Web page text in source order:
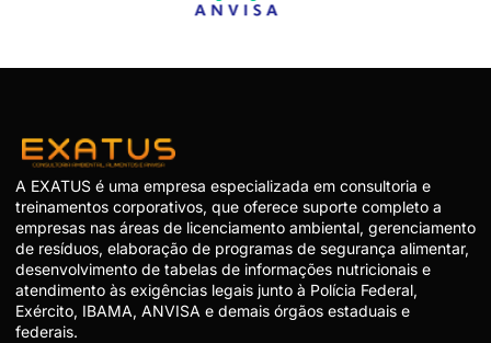
A EXATUS é uma empresa especializada em consultoria e
treinamentos corporativos, que oferece suporte completo a
empresas nas áreas de licenciamento ambiental, gerenciamento
de resíduos, elaboração de programas de segurança alimentar,
desenvolvimento de tabelas de informações nutricionais e
atendimento às exigências legais junto à Polícia Federal,
Exército, IBAMA, ANVISA e demais órgãos estaduais e
federais.